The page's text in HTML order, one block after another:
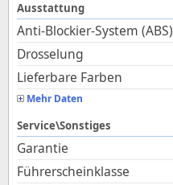
Ausstattung
Anti-Blockier-System (ABS)
Drosselung
Lieferbare Farben
Mehr Daten
Service\Sonstiges
Garantie
Führerscheinklasse